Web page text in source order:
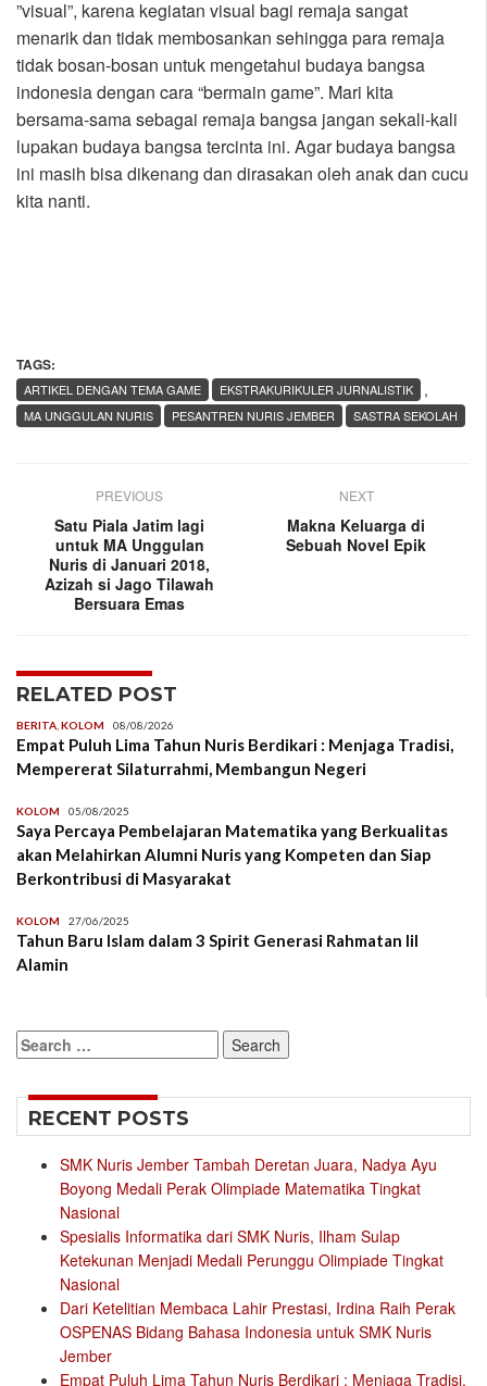
”visual”, karena kegiatan visual bagi remaja sangat
menarik dan tidak membosankan sehingga para remaja
tidak bosan-bosan untuk mengetahui budaya bangsa
indonesia dengan cara “bermain game”. Mari kita
bersama-sama sebagai remaja bangsa jangan sekali-kali
lupakan budaya bangsa tercinta ini. Agar budaya bangsa
ini masih bisa dikenang dan dirasakan oleh anak dan cucu
kita nanti.
TAGS:
,
ARTIKEL DENGAN TEMA GAME
EKSTRAKURIKULER JURNALISTIK
MA UNGGULAN NURIS
PESANTREN NURIS JEMBER SASTRA SEKOLAH
PREVIOUS
Satu Piala Jatim lagi
untuk MA Unggulan
Nuris di Januari 2018,
Azizah si Jago Tilawah
Bersuara Emas
NEXT
Makna Keluarga di
Sebuah Novel Epik
RELATED POST
BERITA KOLOM 08/08/2026
Empat Puluh Lima Tahun Nuris Berdikari : Menjaga Tradisi,
Mempererat Silaturrahmi, Membangun Negeri
KOLOM 05/08/2025
Saya Percaya Pembelajaran Matematika yang Berkualitas
akan Melahirkan Alumni Nuris yang Kompeten dan Siap
Berkontribusi di Masyarakat
KOLOM 27/06/2025
Tahun Baru Islam dalam 3 Spirit Generasi Rahmatan lil
Alamin
Search
for:
RECENT POSTS
SMK Nuris Jember Tambah Deretan Juara, Nadya Ayu
Boyong Medali Perak Olimpiade Matematika Tingkat
Nasional
Spesialis Informatika dari SMK Nuris, Ilham Sulap
Ketekunan Menjadi Medali Perunggu Olimpiade Tingkat
Nasional
Dari Ketelitian Membaca Lahir Prestasi, Irdina Raih Perak
OSPENAS Bidang Bahasa Indonesia untuk SMK Nuris
Jember
Empat Puluh Lima Tahun Nuris Berdikari : Menjaga Tradisi,